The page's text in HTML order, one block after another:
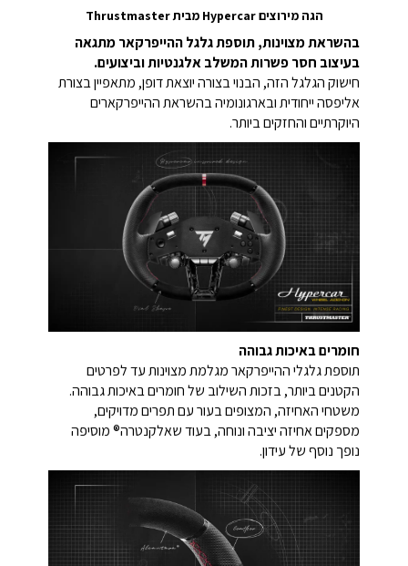
הגה מירוצים Hypercar מבית Thrustmaster
בהשראת מצוינות, תוספת גלגל ההייפרקאר מתגאה
בעיצוב חסר פשרות המשלב אלגנטיות וביצועים.
חישוק הגלגל הזה, הבנוי בצורה יוצאת דופן, מתאפיין בצורת
אליפסה ייחודית ובארגונומיה בהשראת ההייפרקארים
היוקרתיים והחזקים ביותר.
חומרים באיכות גבוהה
תוספת גלגלי ההייפרקאר מגלמת מצוינות עד לפרטים
הקטנים ביותר, בזכות השילוב של חומרים באיכות גבוהה.
משטחי האחיזה, המצופים בעור עם תפרים מדויקים,
מספקים אחיזה יציבה ונוחה, בעוד שאלקנטרה® מוסיפה
נופך נוסף של עידון.